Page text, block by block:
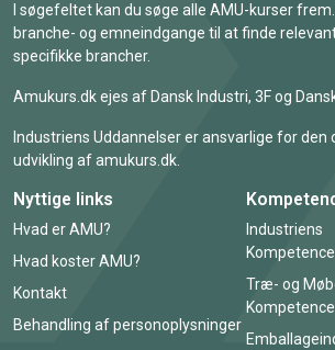
I søgefeltet kan du søge alle AMU-kurser
branche- og emneindgange til at finde
specifikke brancher.
Amukurs.dk ejes af Dansk Industri, 3F og
Industriens Uddannelser er ansvarlige for
udvikling af amukurs.dk.
Nyttige links
Hvad er AMU?
Hvad koster AMU?
Kontakt
Behandling af personoplysninger
Industriens
Træ- og